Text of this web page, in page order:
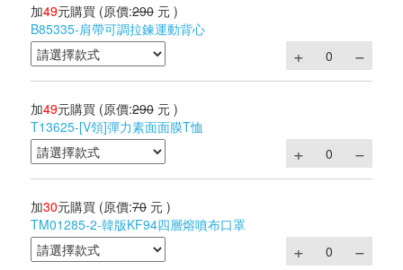
加49元購買 (原價:290 元 )
B85335-肩帶可調拉鍊運動背心
加49元購買 (原價:290 元 )
T13625-[V領]彈力素面面膜T恤
加30元購買 (原價:70 元 )
TM01285-2-韓版KF94四層熔噴布口罩